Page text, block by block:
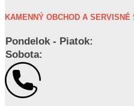
KAMENNÝ OBCHOD A SERVISNÉ
Pondelok - Piatok:
Sobota: